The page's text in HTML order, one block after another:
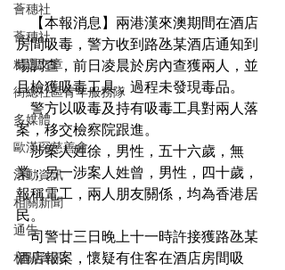
薈穗社
薈穗社
精選文章
街總社區青年服務隊
多媒體
歐漢琛慈善會
活動資訊
相關新聞
通告
相關資訊
【本報消息】兩港漢來澳期間在酒店
房間吸毒，警方收到路氹某酒店通知到
場調查，前日凌晨於房內查獲兩人，並
且檢獲吸毒工具，過程未發現毒品。
警方以吸毒及持有吸毒工具對兩人落
案，移交檢察院跟進。
涉案人姓徐，男性，五十六歲，無
業；另一涉案人姓曾，男性，四十歲，
報稱電工，兩人朋友關係，均為香港居
民。
司警廿三日晚上十一時許接獲路氹某
酒店報案，懷疑有住客在酒店房間吸